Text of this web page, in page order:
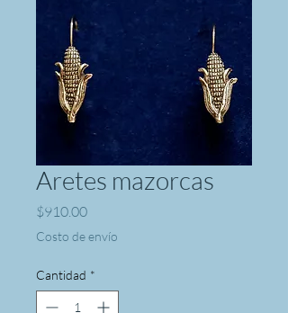
Aretes mazorcas
$910.00Precio
Costo de envío
Cantidad *